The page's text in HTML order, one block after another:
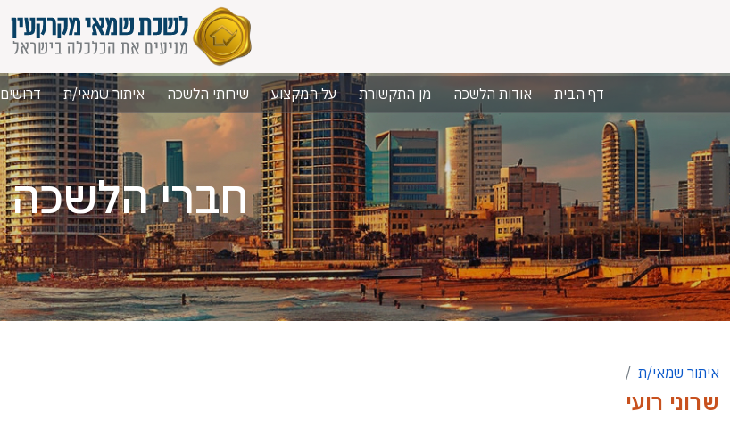
דף הבית אודות הלשכה מן התקשורת על המקצוע שירותי הלשכה איתור שמאי/ת דרושים
חברי הלשכה
איתור שמאי/ת
שרוני רועי